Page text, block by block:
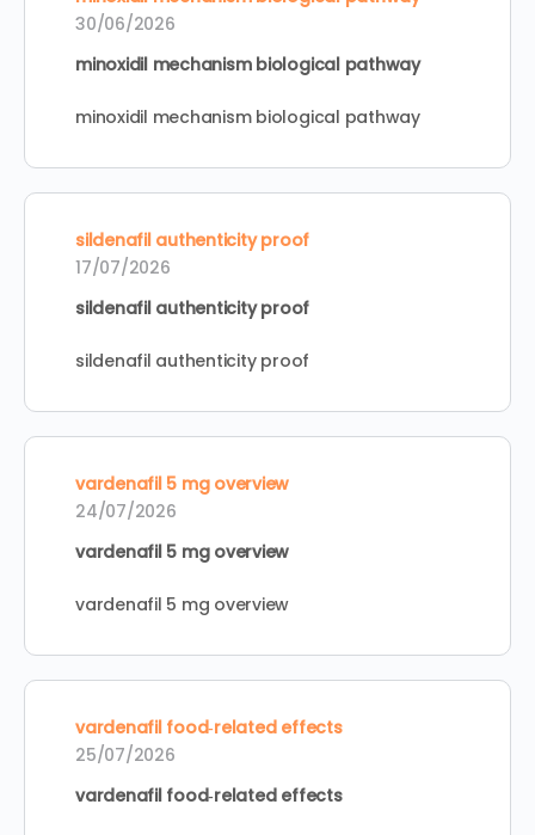
30/06/2026
minoxidil mechanism biological pathway
minoxidil mechanism biological pathway
sildenafil authenticity proof
17/07/2026
sildenafil authenticity proof
sildenafil authenticity proof
vardenafil 5 mg overview
24/07/2026
vardenafil 5 mg overview
vardenafil 5 mg overview
vardenafil food‑related effects
25/07/2026
vardenafil food‑related effects